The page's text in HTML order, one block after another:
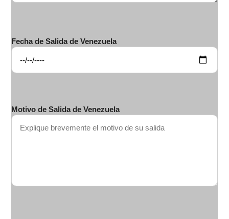
Fecha de Salida de Venezuela
Motivo de Salida de Venezuela